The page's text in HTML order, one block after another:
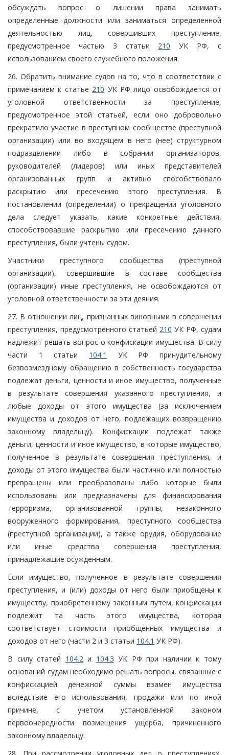
обсуждать вопрос о лишении права занимать
определенные должности или заниматься определенной
деятельностью лиц, совершивших преступление,
предусмотренное частью 3 статьи 210 УК РФ, с
использованием своего служебного положения.
26. Обратить внимание судов на то, что в соответствии с
примечанием к статье 210 УК РФ лицо освобождается от
уголовной ответственности за преступление,
предусмотренное этой статьей, если оно добровольно
прекратило участие в преступном сообществе (преступной
организации) или во входящем в него (нее) структурном
подразделении либо в собрании организаторов,
руководителей (лидеров) или иных представителей
организованных групп и активно способствовало
раскрытию или пресечению этого преступления. В
постановлении (определении) о прекращении уголовного
дела следует указать, какие конкретные действия,
способствовавшие раскрытию или пресечению данного
преступления, были учтены судом.
Участники преступного сообщества (преступной
организации), совершившие в составе сообщества
(организации) иные преступления, не освобождаются от
уголовной ответственности за эти деяния.
27. В отношении лиц, признанных виновными в совершении
преступления, предусмотренного статьей 210 УК РФ, судам
надлежит решать вопрос о конфискации имущества. В силу
части 1 статьи 104.1
УК РФ принудительному
безвозмездному обращению в собственность государства
подлежат деньги, ценности и иное имущество, полученные
в результате совершения указанного преступления, и
любые доходы от этого имущества (за исключением
имущества и доходов от него, подлежащих возвращению
законному владельцу). Конфискации подлежат также
деньги, ценности и иное имущество, в которые имущество,
полученное в результате совершения преступления, и
доходы от этого имущества были частично или полностью
превращены или преобразованы либо которые были
использованы или предназначены для финансирования
терроризма, организованной группы, незаконного
вооруженного формирования, преступного сообщества
(преступной организации), а также орудия, оборудование
или иные средства совершения преступления,
принадлежащие осужденным.
Если имущество, полученное в результате совершения
преступления, и (или) доходы от него были приобщены к
имуществу, приобретенному законным путем, конфискации
подлежит та часть этого имущества, которая
соответствует стоимости приобщенных имущества и
доходов от него (части 2 и 3 статьи 104.1 УК РФ).
В силу статей 104.2 и 104.3 УК РФ при наличии к тому
оснований судам необходимо решать вопросы, связанные с
конфискацией денежной суммы взамен имущества
вследствие его использования, продажи или по иной
причине, с учетом установленной законом
первоочередности возмещения ущерба, причиненного
законному владельцу.